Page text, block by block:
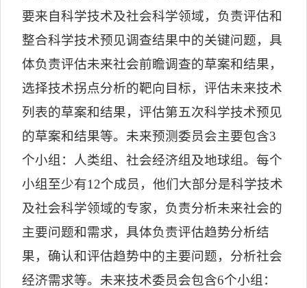
要来自科学技术及社会科学领域，负责评估和
整合科学技术预见调查结果中的关键问题，具
体负责评估未来社会前瞻调查的草案和结果，
选择技术拐点分析的靶向目标，评估未来技术
列表的草案和结果，评估第五次科学技术预见
的草案和结果等。未来预测委员会主要包含3
个小组：人类组、社会经济组及地球组。每个
小组至少有12个成员，他们大部分是科学技术
及社会科学领域的专家，负责分析未来社会的
主要问题和需求，具体负责评估趋势分析结
果，确认和评估趋势中的主要问题，分析社会
经济需求等。未来技术委员会包含6个小组：